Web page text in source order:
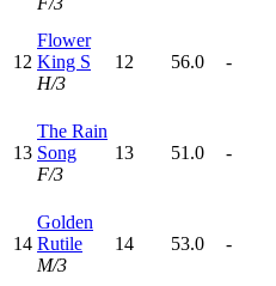
12
Flower
King S
H/3
12 56.0 -
13
The Rain
Song
F/3
13 51.0 -
14
Golden
Rutile
M/3
14 53.0 -